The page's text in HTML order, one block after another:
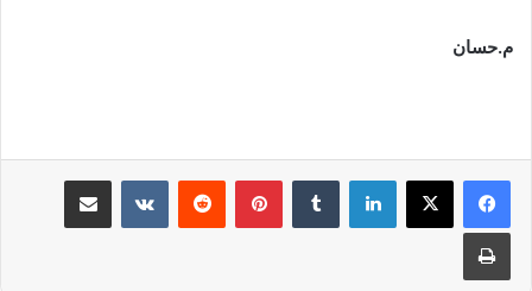
م.حسان
لينكدإن بينتيريست
طباعة